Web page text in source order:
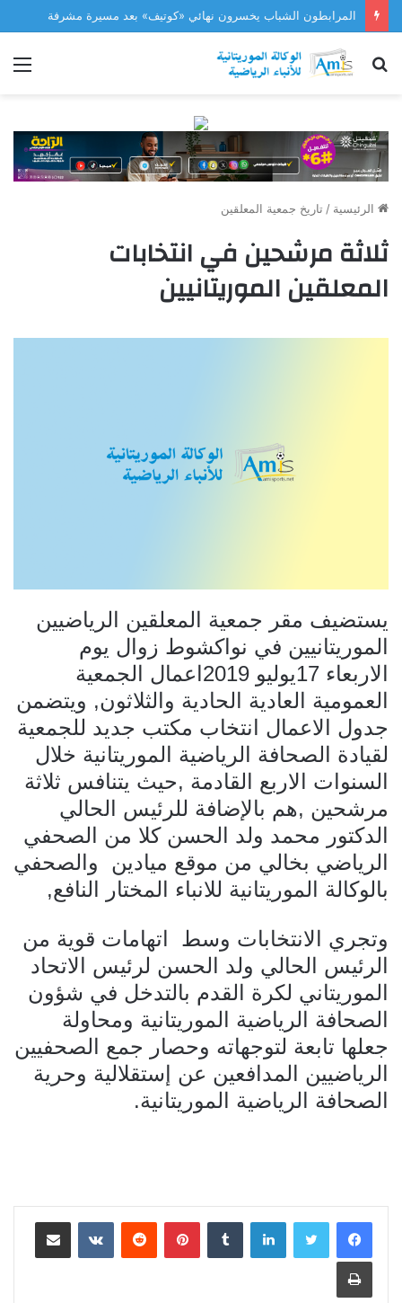
المرابطون الشباب يخسرون نهائي «كوتيف» بعد مسيرة مشرفة
بحث
الرئيسية / تاريخ جمعية المعلقين
ثلاثة مرشحين في انتخابات
المعلقين الموريتانيين
يستضيف مقر جمعية المعلقين الرياضيين
الموريتانيين في نواكشوط زوال يوم
الاربعاء 17يوليو 2019اعمال الجمعية
العمومية العادية الحادية والثلاثون, ويتضمن
جدول الاعمال انتخاب مكتب جديد للجمعية
لقيادة الصحافة الرياضية الموريتانية خلال
السنوات الاربع القادمة ,حيث يتنافس ثلاثة
مرشحين ,هم بالإضافة للرئيس الحالي
الدكتور محمد ولد الحسن كلا من الصحفي
الرياضي بخالي من موقع ميادين والصحفي
بالوكالة الموريتانية للانباء المختار النافع,
وتجري الانتخابات وسط اتهامات قوية من
الرئيس الحالي ولد الحسن لرئيس الاتحاد
الموريتاني لكرة القدم بالتدخل في شؤون
الصحافة الرياضية الموريتانية ومحاولة
جعلها تابعة لتوجهاته وحصار جمع الصحفيين
الرياضيين المدافعين عن إستقلالية وحرية
الصحافة الرياضية الموريتانية.
لينكدإن بينتيريست مشاركة عبر البريد
طباعة